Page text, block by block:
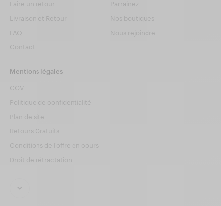
Faire un retour
Livraison et Retour
FAQ
Contact
Parrainez
Nos boutiques
Nous rejoindre
Mentions légales
CGV
Politique de confidentialité
Plan de site
Retours Gratuits
Conditions de l'offre en cours
Droit de rétractation